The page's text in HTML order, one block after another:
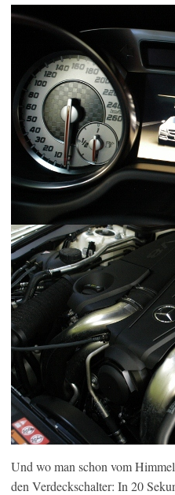
Und wo man schon vom
den Verdeckschalter: In 20